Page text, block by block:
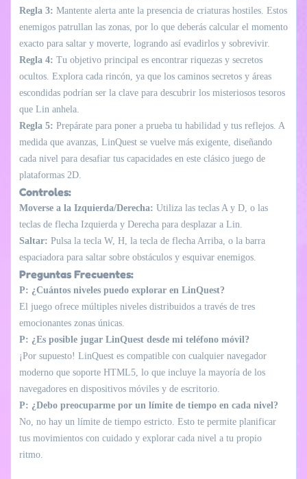
Regla 3: Mantente alerta ante la presencia de criaturas hostiles. Estos
enemigos patrullan las zonas, por lo que deberás calcular el momento
exacto para saltar y moverte, logrando así evadirlos y sobrevivir.
Regla 4: Tu objetivo principal es encontrar riquezas y secretos
ocultos. Explora cada rincón, ya que los caminos secretos y áreas
escondidas podrían ser la clave para descubrir los misteriosos tesoros
que Lin anhela.
Regla 5: Prepárate para poner a prueba tu habilidad y tus reflejos. A
medida que avanzas, LinQuest se vuelve más exigente, diseñando
cada nivel para desafiar tus capacidades en este clásico juego de
plataformas 2D.
Controles:
Moverse a la Izquierda/Derecha: Utiliza las teclas A y D, o las
teclas de flecha Izquierda y Derecha para desplazar a Lin.
Saltar: Pulsa la tecla W, H, la tecla de flecha Arriba, o la barra
espaciadora para saltar sobre obstáculos y esquivar enemigos.
Preguntas Frecuentes:
P: ¿Cuántos niveles puedo explorar en LinQuest?
El juego ofrece múltiples niveles distribuidos a través de tres
emocionantes zonas únicas.
P: ¿Es posible jugar LinQuest desde mi teléfono móvil?
¡Por supuesto! LinQuest es compatible con cualquier navegador
moderno que soporte HTML5, lo que incluye la mayoría de los
navegadores en dispositivos móviles y de escritorio.
P: ¿Debo preocuparme por un límite de tiempo en cada nivel?
No, no hay un límite de tiempo estricto. Esto te permite planificar
tus movimientos con cuidado y explorar cada nivel a tu propio
ritmo.